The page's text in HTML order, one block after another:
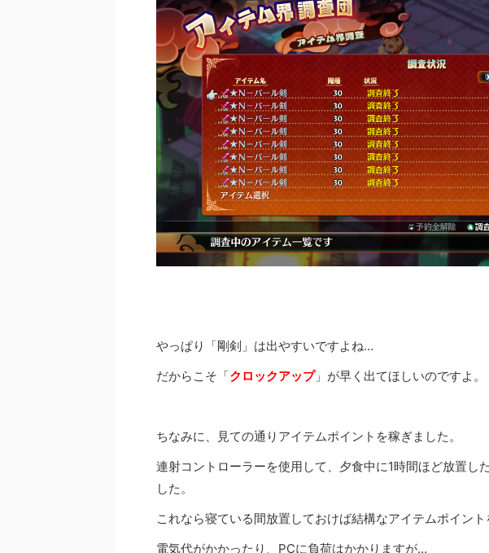
やっぱり「剛剣」は出やすいですよね…
だからこそ「クロックアップ」が早く出てほしいのですよ。
ちなみに、見ての通りアイテムポイントを稼ぎました。
連射コントローラーを使用して、夕食中に1時間ほど放置し
した。
これなら寝ている間放置しておけば結構なアイテムポイント
電気代がかかったり、PCに負荷はかかりますが…